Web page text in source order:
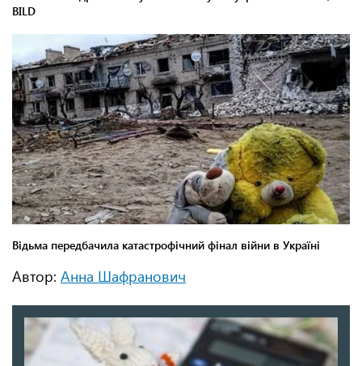
Автор: Анна Шафранович